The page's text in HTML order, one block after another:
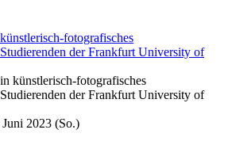
fotografisches
der Frankfurt University of
Juni 2023 (So.)